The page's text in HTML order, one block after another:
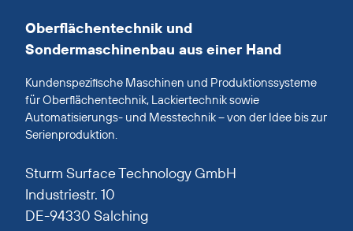
Oberflächentechnik und
Sondermaschinenbau aus einer Hand
Kundenspezifische Maschinen und Produktionssysteme
für Oberflächentechnik, Lackiertechnik sowie
Automatisierungs- und Messtechnik – von der Idee bis zur
Serienproduktion.
Sturm Surface Technology GmbH
Industriestr. 10
DE-94330 Salching